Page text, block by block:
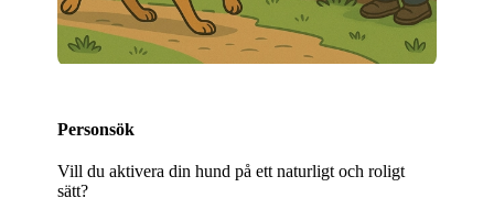
Personsök
Vill du aktivera din hund på ett naturligt och roligt
sätt?